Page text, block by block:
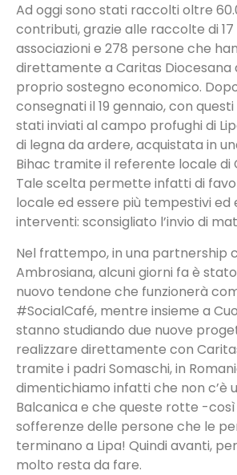
Ad oggi sono stati raccolti oltre
contributi, grazie alle raccolte di
associazioni e 278 persone che
direttamente a Caritas Diocesana
proprio sostegno economico.
consegnati il 19 gennaio, con
stati inviati al campo profughi di
di legna da ardere, acquistata in
Bihac tramite il referente locale di
Tale scelta permette infatti di
locale ed essere più tempestivi ed
interventi: sconsigliato l’invio di
Nel frattempo, in una partnership
Ambrosiana, alcuni giorni fa è
nuovo tendone che funzionerà
#SocialCafé, mentre insieme a
stanno studiando due nuove
realizzare direttamente con
tramite i padri Somaschi, in
dimentichiamo infatti che non c’è
Balcanica e che queste rotte -
sofferenze delle persone che le
terminano a Lipa! Quindi avanti,
molto resta da fare.